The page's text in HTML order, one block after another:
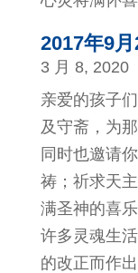
2017年9月
3 月 8, 2020
亲爱的孩子
及守斋，为
同时也邀请
祷；祈求天
满圣神的喜
许多灵魂生
的改正而作